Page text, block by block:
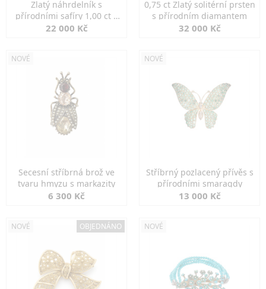
Zlatý náhrdelník s
přírodními safíry 1,00 ct a
diamanty
22 000 Kč
0,75 ct Zlatý solitérní prsten
s přírodním diamantem
32 000 Kč
NOVÉ
Secesní stříbrná brož ve
tvaru hmyzu s markazity
6 300 Kč
NOVÉ
Stříbrný pozlacený přívěs s
přírodními smaragdy
13 000 Kč
NOVÉ OBJEDNÁNO NOVÉ